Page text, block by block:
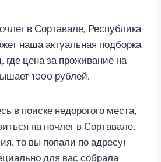
в Сортавале, Республика
наша актуальная подборка
где цена за проживание на
1000 рублей.
в поиске недорогого места,
на ночлег в Сортавале,
то вы попали по адресу!
для вас собрала